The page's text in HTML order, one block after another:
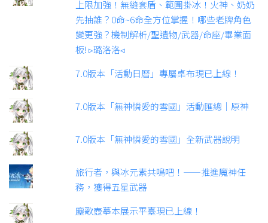
上限加強！無縫套盾、範圍掛冰！火神、奶奶
先抽誰？0命~6命全方位掌握！哪些老牌角色
變更強？機制解析/聖遺物/武器/命座/畢業面
板! ▹璐洛洛◃
7.0版本「活動日曆」專屬桌布現已上線！
7.0版本「無神憐愛的雪國」活動匯總｜原神
7.0版本「無神憐愛的雪國」全新武器說明
旅行者，與冰元素共鳴吧！——推進魔神任
務，獲得五星武器
塵歌壺摹本展示平臺現已上線！